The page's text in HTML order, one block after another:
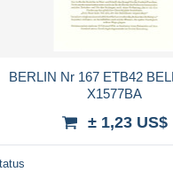
BERLIN Nr 167 ETB42
X1577BA
± 1,23 US$